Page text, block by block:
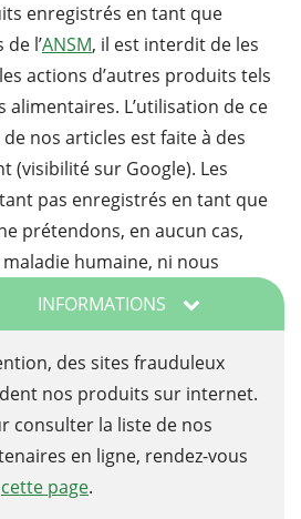
enregistrés en tant que
l’ANSM, il est interdit de les
actions d’autres produits tels
alimentaires. L’utilisation de ce
nos articles est faite à des
(visibilité sur Google). Les
pas enregistrés en tant que
prétendons, en aucun cas,
humaine, ni nous
médicamenteux.
INFORMATIONS
des sites frauduleux
nos produits sur internet.
consulter la liste de nos
en ligne, rendez-vous
cette page.